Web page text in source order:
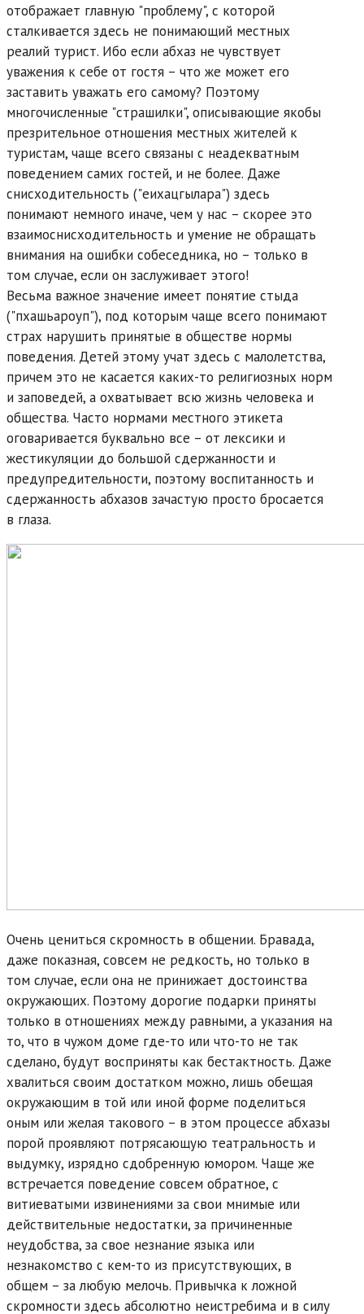
отображает главную "проблему", с которой
сталкивается здесь не понимающий местных
реалий турист. Ибо если абхаз не чувствует
уважения к себе от гостя – что же может его
заставить уважать его самому? Поэтому
многочисленные "страшилки", описывающие якобы
презрительное отношения местных жителей к
туристам, чаще всего связаны с неадекватным
поведением самих гостей, и не более. Даже
снисходительность ("еихацгылара") здесь
понимают немного иначе, чем у нас – скорее это
взаимоснисходительность и умение не обращать
внимания на ошибки собеседника, но – только в
том случае, если он заслуживает этого!
Весьма важное значение имеет понятие стыда
("пхашьароуп"), под которым чаще всего понимают
страх нарушить принятые в обществе нормы
поведения. Детей этому учат здесь с малолетства,
причем это не касается каких-то религиозных норм
и заповедей, а охватывает всю жизнь человека и
общества. Часто нормами местного этикета
оговаривается буквально все – от лексики и
жестикуляции до большой сдержанности и
предупредительности, поэтому воспитанность и
сдержанность абхазов зачастую просто бросается
в глаза.
Очень цениться скромность в общении. Бравада,
даже показная, совсем не редкость, но только в
том случае, если она не принижает достоинства
окружающих. Поэтому дорогие подарки приняты
только в отношениях между равными, а указания на
то, что в чужом доме где-то или что-то не так
сделано, будут восприняты как бестактность. Даже
хвалиться своим достатком можно, лишь обещая
окружающим в той или иной форме поделиться
оным или желая такового – в этом процессе абхазы
порой проявляют потрясающую театральность и
выдумку, изрядно сдобренную юмором. Чаще же
встречается поведение совсем обратное, с
витиеватыми извинениями за свои мнимые или
действительные недостатки, за причиненные
неудобства, за свое незнание языка или
незнакомство с кем-то из присутствующих, в
общем – за любую мелочь. Привычка к ложной
скромности здесь абсолютно неистребима и в силу